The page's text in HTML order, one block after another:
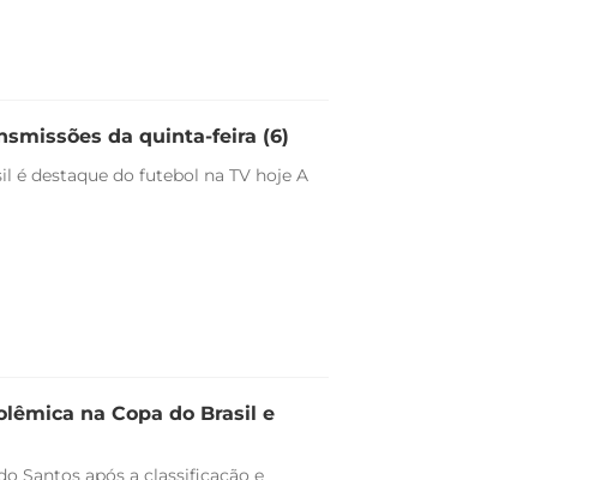
da quinta-feira (6)
é destaque do futebol na TV hoje A
na Copa do Brasil e
Santos após a classificação e